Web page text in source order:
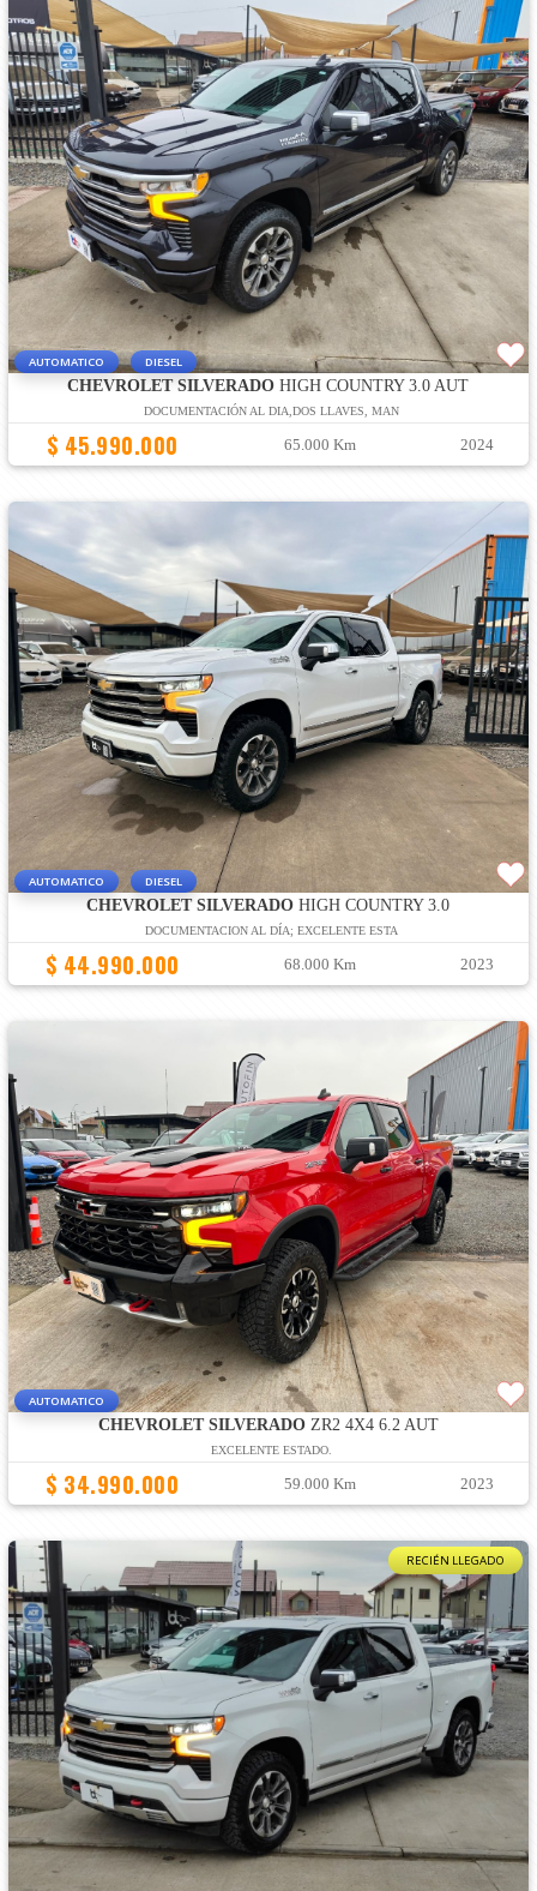
AUTOMATICO DIESEL
CHEVROLET SILVERADO HIGH COUNTRY 3.0 AUT
DOCUMENTACIÓN AL DIA,DOS LLAVES, MAN
$ 45.990.000 65.000 Km 2024
AUTOMATICO DIESEL
CHEVROLET SILVERADO HIGH COUNTRY 3.0
DOCUMENTACION AL DÍA; EXCELENTE ESTA
$ 44.990.000 68.000 Km 2023
AUTOMATICO
CHEVROLET SILVERADOZR2 4X4 6.2 AUT
EXCELENTE ESTADO.
$ 34.990.000 59.000 Km 2023
RECIÉN LLEGADO